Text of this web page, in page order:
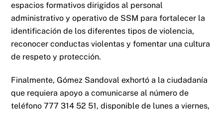
espacios formativos dirigidos al personal
administrativo y operativo de SSM para fortalecer la
identificación de los diferentes tipos de violencia,
reconocer conductas violentas y fomentar una cultura
de respeto y protección.
Finalmente, Gómez Sandoval exhortó a la ciudadanía
que requiera apoyo a comunicarse al número de
teléfono 777 314 52 51, disponible de lunes a viernes,